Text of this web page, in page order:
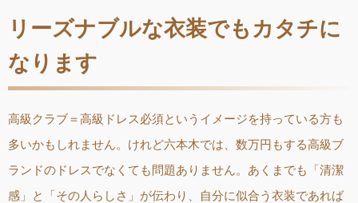
リーズナブルな衣装でもカタチに
なります
高級クラブ＝高級ドレス必須というイメージを持っている方も
多いかもしれません。けれど六本木では、数万円もする高級ブ
ランドのドレスでなくても問題ありません。あくまでも「清潔
感」と「その人らしさ」が伝わり、自分に似合う衣装であれば